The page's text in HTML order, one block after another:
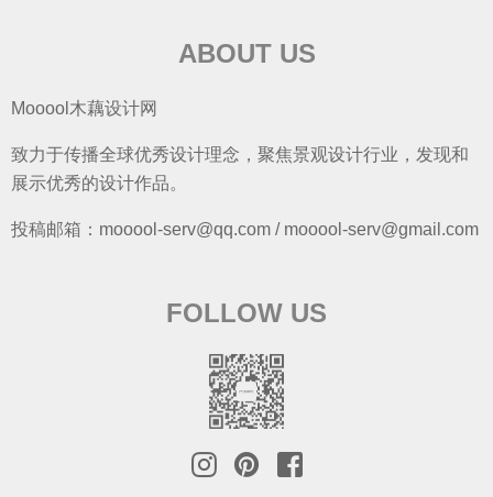
ABOUT US
Mooool木藕设计网
致力于传播全球优秀设计理念，聚焦景观设计行业，发现和
展示优秀的设计作品。
投稿邮箱：mooool-serv@qq.com / mooool-serv@gmail.com
FOLLOW US